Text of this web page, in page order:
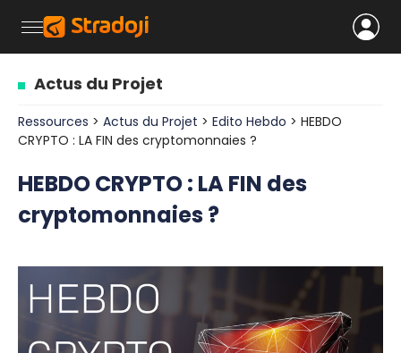
Actus du Projet
Ressources > Actus du Projet > Edito Hebdo > HEBDO
CRYPTO : LA FIN des cryptomonnaies ?
HEBDO CRYPTO : LA FIN des
cryptomonnaies ?